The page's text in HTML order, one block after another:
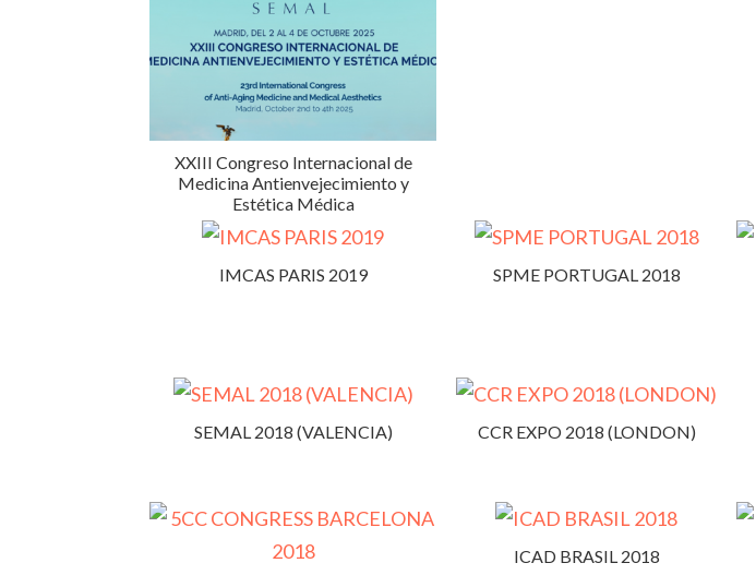
XXIII Congreso Internacional de
Medicina Antienvejecimiento y
Estética Médica
IMCAS PARIS 2019 SPME PORTUGAL 2018
SEMAL 2018 (VALENCIA) CCR EXPO 2018 (LONDON)
ICAD BRASIL 2018